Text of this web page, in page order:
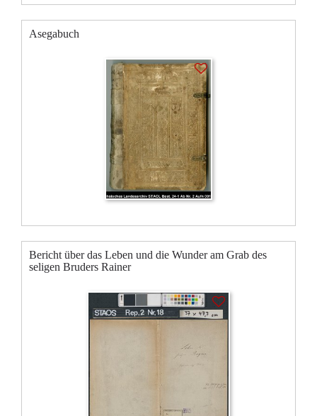
Asegabuch
Bericht über das Leben und die Wunder am Grab des
seligen Bruders Rainer